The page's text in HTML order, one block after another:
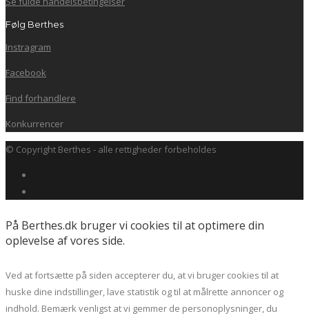
Følg Berthes
Instragram
Facebook
Find forhandlere
Konkurrencer
© Copyright Berthes - alle rettigheder forbeholdes
På Berthes.dk bruger vi cookies til at optimere din
oplevelse af vores side.
Ved at fortsætte på siden accepterer du, at vi bruger cookies til at
huske dine indstillinger, lave statistik og til at målrette annoncer og
indhold. Bemærk venligst at vi gemmer de personoplysninger, du